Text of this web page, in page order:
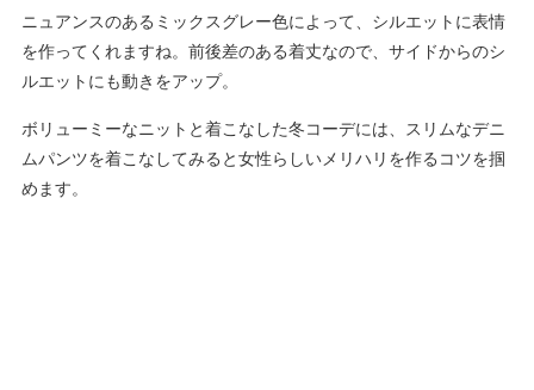
ニュアンスのあるミックスグレー色によって、シルエットに表情
を作ってくれますね。前後差のある着丈なので、サイドからのシ
ルエットにも動きをアップ。
ボリューミーなニットと着こなした冬コーデには、スリムなデニ
ムパンツを着こなしてみると女性らしいメリハリを作るコツを掴
めます。